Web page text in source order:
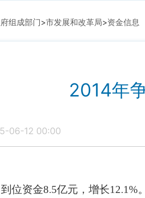
组成部门>市发展和改革局>资金信息
2014年
06-12 00:00
位资金8.5亿元，增长12.1%